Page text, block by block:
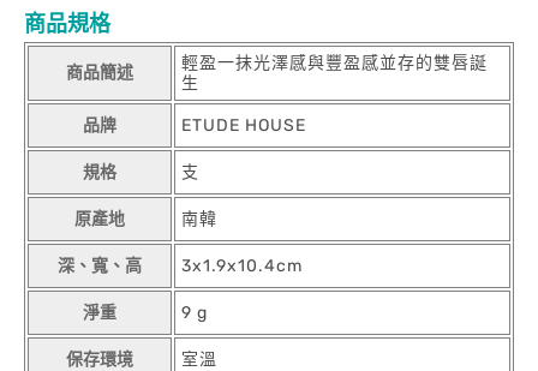
商品規格
商品簡述
輕盈一抹光澤感與豐盈感並存的雙唇誕
生
品牌 ETUDE HOUSE
規格 支
原產地 南韓
深、寬、高 3x1.9x10.4cm
淨重 9 g
保存環境 室溫